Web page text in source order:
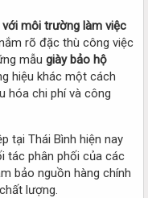
môi trường làm việc
rõ đặc thù công việc
mẫu giày bảo hộ
hiệu khác một cách
hóa chi phí và công
tại Thái Bình hiện nay
tác phân phối của các
bảo nguồn hàng chính
lượng.